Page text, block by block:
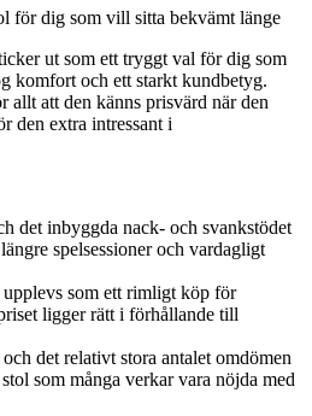
för dig som vill sitta bekvämt länge
ut som ett tryggt val för dig som
komfort och ett starkt kundbetyg.
allt att den känns prisvärd när den
den extra intressant i
det inbyggda nack- och svankstödet
spelsessioner och vardagligt
som ett rimligt köp för
ligger rätt i förhållande till
det relativt stora antalet omdömen
som många verkar vara nöjda med